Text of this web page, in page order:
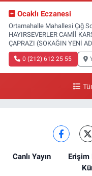
Ocaklı Eczanesi
Ortamahalle Mahallesi Çığ
HAYIRSEVERLER CAMİİ
ÇAPRAZI (SOKAĞIN YENİ
0 (212) 612 25 55
Canlı Yayın